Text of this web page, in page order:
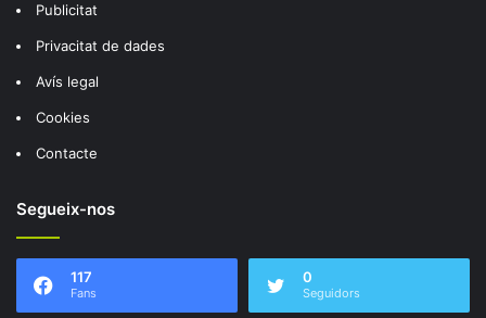
Publicitat
Privacitat de dades
Avís legal
Cookies
Contacte
Segueix-nos
117
Fans
0
Seguidors